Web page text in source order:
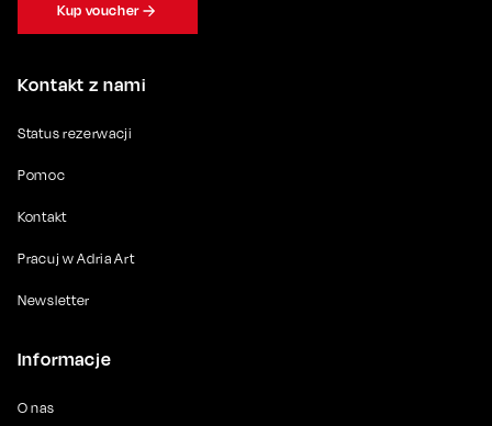
Kontakt z nami
Status rezerwacji
Pomoc
Kontakt
Pracuj w Adria Art
Newsletter
Informacje
O nas
Kup voucher